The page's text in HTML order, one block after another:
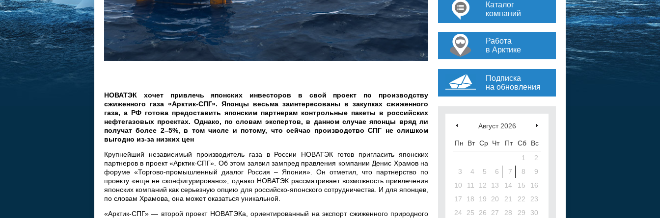
НОВАТЭК хочет привлечь японских инвесторов в свой проект по производству
сжиженного газа «Арктик-СПГ». Японцы весьма заинтересованы в закупках сжиженного
газа, а РФ готова предоставить японским партнерам контрольные пакеты в российских
нефтегазовых проектах. Однако, по словам экспертов, в данном случае японцы вряд ли
получат более 2–5%, в том числе и потому, что сейчас производство СПГ не слишком
выгодно из-за низких цен
Крупнейший независимый производитель газа в России НОВАТЭК готов пригласить японских
партнеров в проект «Арктик-СПГ». Об этом заявил зампред правления компании Денис Храмов на
форуме «Торгово-промышленный диалог Россия – Япония». Он отметил, что партнерство по
проекту «еще не сконфигурировано», однако НОВАТЭК рассматривает возможность привлечения
японских компаний как серьезную опцию для российско-японского сотрудничества. И для японцев,
по словам Храмова, она может оказаться уникальной.
«Арктик-СПГ» — второй проект НОВАТЭКа, ориентированный на экспорт сжиженного природного
Каталог
компаний
Работа
в Арктике
Подписка
на обновления
Август 2026
Пн Вт Ср Чт Пт Сб
Вс
1
2
3
4 5 6 7 8
9
10
11 12 13 14 15
16
17
18 19 20 21 22
23
24
25 26 27 28 29
30